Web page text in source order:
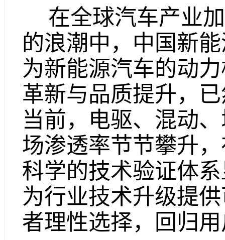
在全球汽车产业
的浪潮中，中国新
为新能源汽车的动
革新与品质提升，
当前，电驱、混动
场渗透率节节攀升
科学的技术验证体
为行业技术升级提
者理性选择，回归